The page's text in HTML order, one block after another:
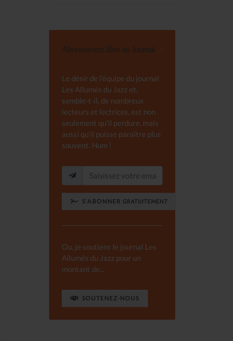
Abonnement libre au Journal
Le désir de l'équipe du journal
Les Allumés du Jazz et,
semble-t-il, de nombreux
lecteurs et lectrices, est non
seulement qu'il perdure, mais
aussi qu'il puisse paraître plus
souvent. Hum !
S'ABONNER GRATUITEMENT
Ou, je soutiens le journal Les
Allumés du Jazz pour un
montant de...
SOUTENEZ-NOUS